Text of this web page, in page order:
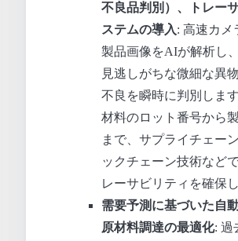
不良品判別）、トレー
ステムの導入: 高速カメ
製品画像をAIが解析し
見逃しがちな微細な異
不良を瞬時に判別しま
材料のロット番号から
まで、サプライチェー
ックチェーン技術など
レーサビリティを確保し
需要予測に基づいた自
原材料調達の最適化: 過